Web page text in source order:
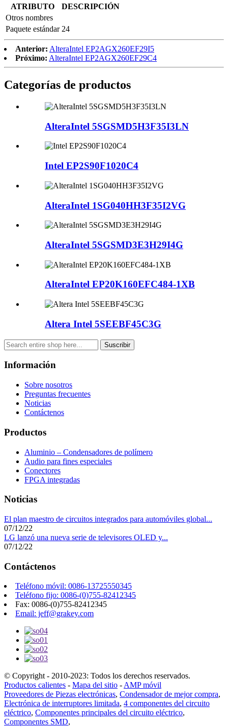
ATRIBUTO
DESCRIPCIÓN
Otros nombres
Paquete estándar 24
Anterior: AlteraIntel EP2AGX260EF29I5
Próximo: AlteraIntel EP2AGX260EF29C4
Categorías de productos
AlteraIntel 5SGSMD5H3F35I3LN
Intel EP2S90F1020C4
AlteraIntel 1SG040HH3F35I2VG
AlteraIntel 5SGSMD3E3H29I4G
AlteraIntel EP20K160EFC484-1XB
Altera Intel 5SEEBF45C3G
Suscribir
Información
Sobre nosotros
Preguntas frecuentes
Noticias
Contáctenos
Productos
Aluminio – Condensadores de polímero
Audio para fines especiales
Conectores
FPGA integradas
Noticias
El plan maestro de circuitos integrados para automóviles global...
07/12/22
LG lanzó una nueva serie de televisores OLED y...
07/12/22
Contáctenos
Teléfono móvil: 0086-13725550345
Teléfono fijo: 0086-(0)755-82412345
Fax: 0086-(0)755-82412345
Email: jeff@grakey.com
© Copyright - 2010-2023: Todos los derechos reservados.
Productos calientes - Mapa del sitio - AMP móvil
Proveedores de Piezas electrónicas, Condensador de mejor compra,
Electrónica de interruptores limitada, 4 componentes del circuito
eléctrico, Componentes principales del circuito eléctrico,
Componentes SMD,